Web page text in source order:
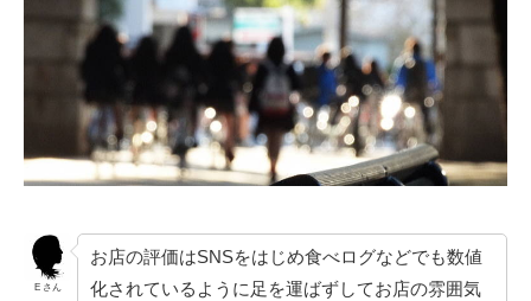
E さん
お店の評価はSNSをはじめ食べログなどでも数値
化されているように足を運ばずしてお店の雰囲気